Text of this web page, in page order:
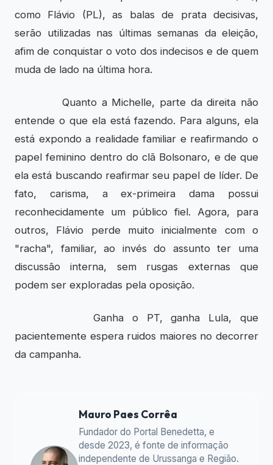
como Flávio (PL), as balas de prata decisivas,
serão utilizadas nas últimas semanas da eleição,
afim de conquistar o voto dos indecisos e de quem
muda de lado na última hora.
Quanto a Michelle, parte da direita não
entende o que ela está fazendo. Para alguns, ela
está expondo a realidade familiar e reafirmando o
papel feminino dentro do clã Bolsonaro, e de que
ela está buscando reafirmar seu papel de líder. De
fato, carisma, a ex-primeira dama possui
reconhecidamente um público fiel. Agora, para
outros, Flávio perde muito inicialmente com o
"racha", familiar, ao invés do assunto ter uma
discussão interna, sem rusgas externas que
podem ser exploradas pela oposição.
Ganha o PT, ganha Lula, que
pacientemente espera ruidos maiores no decorrer
da campanha.
Mauro Paes Corrêa
Fundador do Portal Benedetta, e
desde 2023, é fonte de informação
independente de Urussanga e Região.